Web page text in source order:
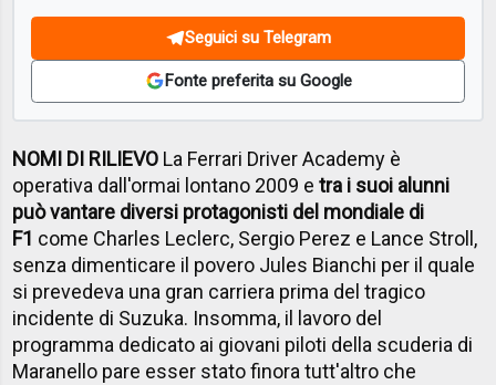
Seguici su Telegram
Fonte preferita su Google
NOMI DI RILIEVO La Ferrari Driver Academy è
operativa dall'ormai lontano 2009 etra i suoi alunni
può vantare diversi protagonisti del mondiale di
F1 come Charles Leclerc, Sergio Perez e Lance Stroll,
senza dimenticare il povero Jules Bianchi per il quale
si prevedeva una gran carriera prima del tragico
incidente di Suzuka. Insomma, il lavoro del
programma dedicato ai giovani piloti della scuderia di
Maranello pare esser stato finora tutt'altro che